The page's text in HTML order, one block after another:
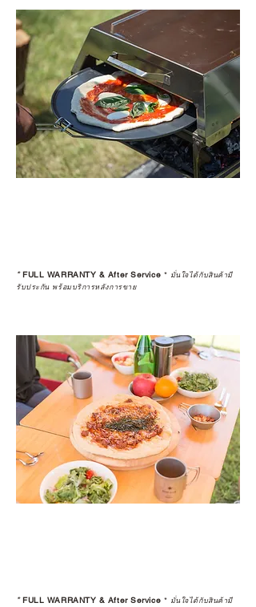
*FULL WARRANTY & After Service * มั่นใจได้กับสินค้ามี
รับประกัน พร้อมบริการหลังการขาย
*FULL WARRANTY & After Service * มั่นใจได้กับสินค้ามี